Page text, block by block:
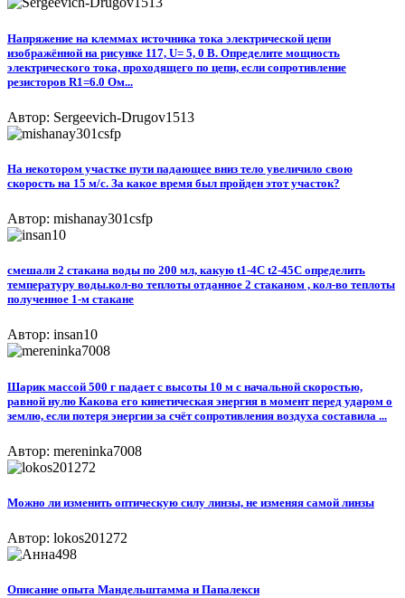
Напряжение на клеммах источника тока электрической цепи
изображённой на рисунке 117, U= 5, 0 В. Определите мощность
электрического тока, проходящего по цепи, если сопротивление
резисторов R1=6.0 Ом...
Автор: Sergeevich-Drugov1513
На некотором участке пути падающее вниз тело увеличило свою
скорость на 15 м/с. За какое время был пройден этот участок?
Автор: mishanay301csfp
смешали 2 стакана воды по 200 мл, какую t1-4C t2-45C определить
температуру воды.кол-во теплоты отданное 2 стаканом , кол-во теплоты
полученное 1-м стакане
Автор: insan10
Шарик массой 500 г падает с высоты 10 м с начальной скоростью,
равной нулю Какова его кинетическая энергия в момент перед ударом о
землю, если потеря энергии за счёт сопротивления воздуха составила ...
Автор: mereninka7008
Можно ли изменить оптическую силу линзы, не изменяя самой линзы
Автор: lokos201272
Описание опыта Мандельштамма и Папалекси